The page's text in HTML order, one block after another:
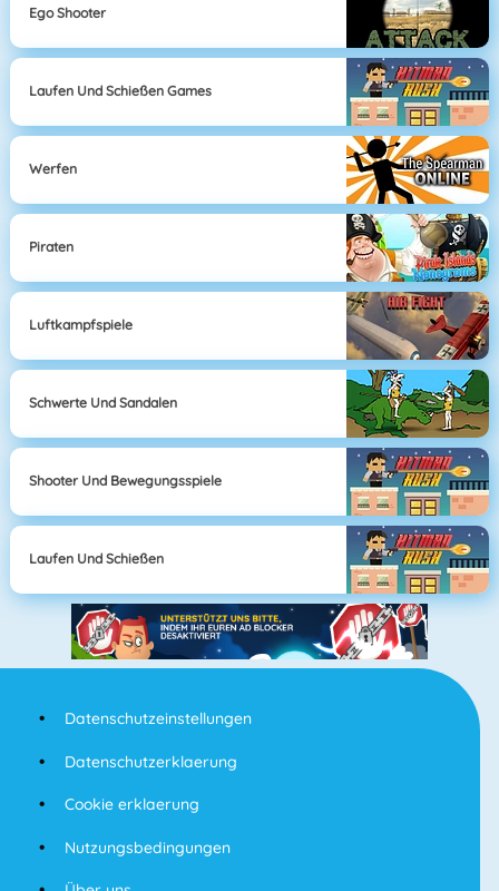
Ego Shooter
Laufen Und Schießen Games
Werfen
Piraten
Luftkampfspiele
Schwerte Und Sandalen
Shooter Und Bewegungsspiele
Laufen Und Schießen
Datenschutzeinstellungen
Datenschutzerklaerung
Cookie erklaerung
Nutzungsbedingungen